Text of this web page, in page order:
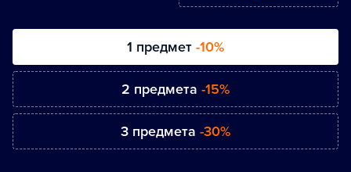
1 предмет -10%
2 предмета -15%
3 предмета -30%